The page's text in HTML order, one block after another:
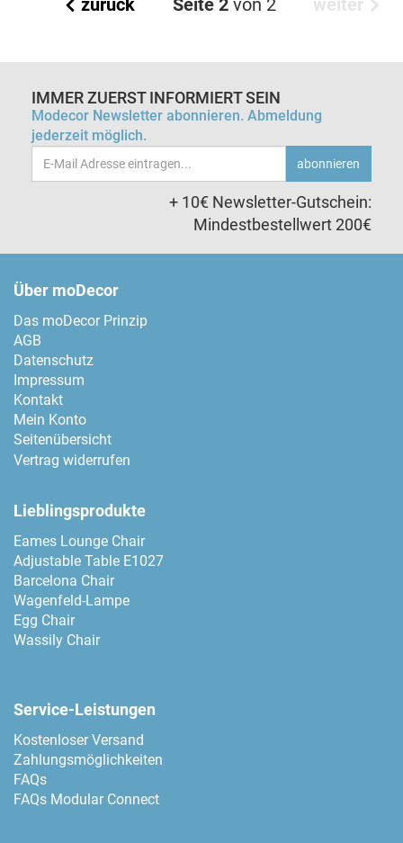
zurück Seite 2 von 2 weiter
IMMER ZUERST INFORMIERT SEIN
Modecor Newsletter abonnieren. Abmeldung
jederzeit möglich.
Email-
Adresse
abonnieren
+ 10€ Newsletter-Gutschein:
Mindestbestellwert 200€
Über moDecor
Das moDecor Prinzip
AGB
Datenschutz
Impressum
Kontakt
Mein Konto
Seitenübersicht
Vertrag widerrufen
Lieblingsprodukte
Eames Lounge Chair
Adjustable Table E1027
Barcelona Chair
Wagenfeld-Lampe
Egg Chair
Wassily Chair
Service-Leistungen
Kostenloser Versand
Zahlungsmöglichkeiten
FAQs
FAQs Modular Connect